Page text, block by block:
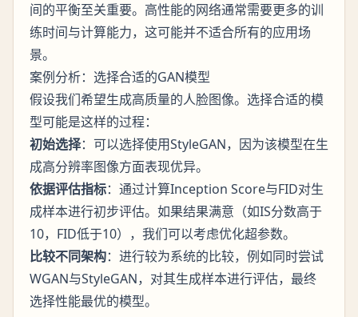
间的平衡至关重要。高性能的网络通常需要更多的训
练时间与计算能力，这可能并不适合所有的应用场
景。
案例分析：选择合适的GAN模型
假设我们希望生成高质量的人脸图像。选择合适的模
型可能是这样的过程：
初始选择：可以选择使用StyleGAN，因为该模型在生
成高分辨率图像方面表现优异。
依据评估指标：通过计算Inception Score与FID对生
成样本进行初步评估。如果结果满意（如IS分数高于
10，FID低于10），我们可以考虑优化超参数。
比较不同架构：进行较为系统的比较，例如同时尝试
WGAN与StyleGAN，对其生成样本进行评估，最终
选择性能最优的模型。